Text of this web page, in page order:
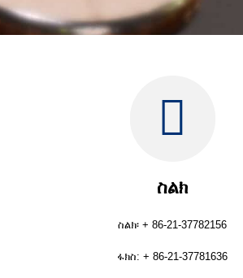
ስልክ
ስልክ፡ + 86-21-37782156
ፋክስ: + 86-21-37781636